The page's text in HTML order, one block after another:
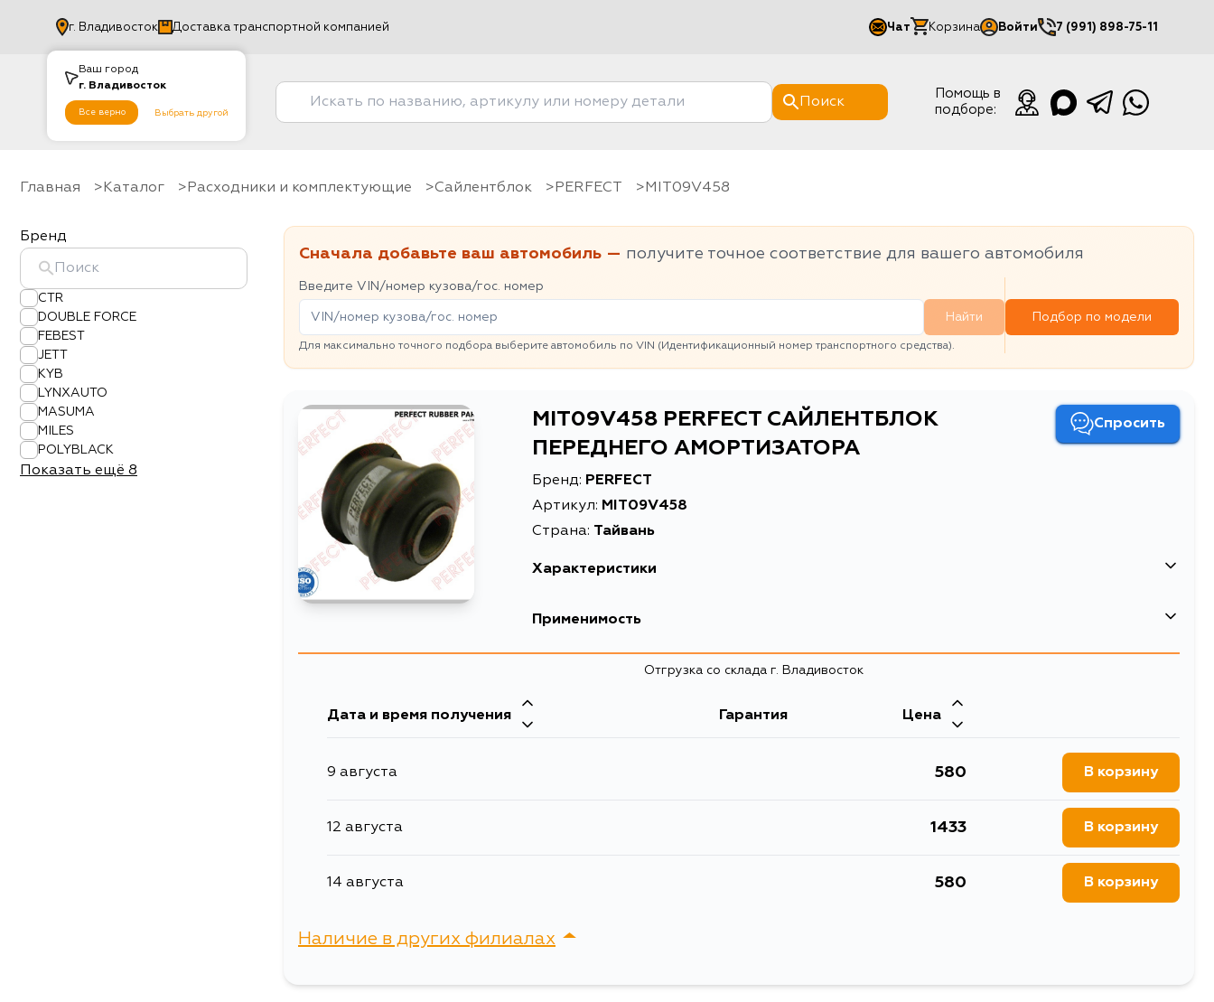
Ваш город
г. Владивосток
Все верно Выбрать другой
г. Владивосток Доставка транспортной компанией Чат Корзина Войти
Мой кабинет
7 (991) 898-75-11
Поиск
Помощь в
подборе:
Главная Каталог Расходники и комплектующие Сайлентблок PERFECT MIT09V458
Бренд
CTR
DOUBLE FORCE
FEBEST
JETT
KYB
LYNXAUTO
MASUMA
MILES
POLYBLACK
Показать ещё 8
Сначала добавьте ваш автомобиль — получите точное соответствие для вашего автомобиля
Введите VIN/номер кузова/гос. номер
Найти
Для максимально точного подбора выберите автомобиль по VIN (Идентификационный номер транспортного средства).
Подбор по модели
MIT09V458 PERFECT САЙЛЕНТБЛОК
ПЕРЕДНЕГО АМОРТИЗАТОРА
Спросить
Бренд: PERFECT
Артикул: MIT09V458
Страна: Тайвань
Характеристики
Высота упаковки, мм
0.057
0.047915
Применимость
Двигатель
PD8W, PE8W, PF8W, PD3W, PD4V, PD4W, PD5V, PD5W, PD6W, PF6W 4G64, 4M40, 4D56, 6G72, 4G63
Отгрузка со склада г. Владивосток
Дата и время получения Гарантия Цена
9 августа 580 В корзину
12 августа 1433 В корзину
14 августа 580 В корзину
Наличие в других филиалах